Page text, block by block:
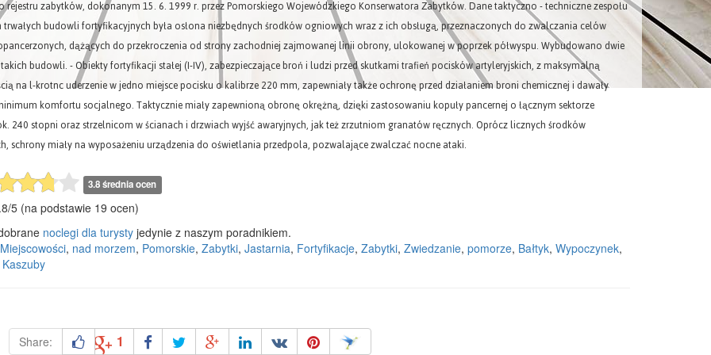
rejestru zabytków, dokonanym 15. 6. 1999 r. przez Pomorskiego Wojewódzkiego Konserwatora Zabytków. Dane taktyczno - techniczne zespołu
budowli fortyfikacyjnych była osłona niezbędnych środków ogniowych wraz z ich obsługą, przeznaczonych do zwalczania celów
dążących do przekroczenia od strony zachodniej zajmowanej linii obrony, ulokowanej w poprzek półwyspu. Wybudowano dwie
budowli. - Obiekty fortyfikacji stałej (I-IV), zabezpieczające broń i ludzi przed skutkami trafień pocisków artyleryjskich, z maksymalną
na l-krotnc uderzenie w jedno miejsce pocisku o kalibrze 220 mm, zapewniały także ochronę przed działaniem broni chemicznej i dawały
komfortu socjalnego. Taktycznie miały zapewnioną obronę okrężną, dzięki zastosowaniu kopuły pancernej o łącznym sektorze
240 stopni oraz strzelnicom w ścianach i drzwiach wyjść awaryjnych, jak też zrzutniom granatów ręcznych. Oprócz licznych środków
schrony miały na wyposażeniu urządzenia do oświetlania przedpola, pozwalające zwalczać nocne ataki.
3.8 średnia ocen
/5(na podstawie 19 ocen)
noclegi dla turystyjedynie z naszym poradnikiem.
Miejscowości, nad morzem, Pomorskie, Zabytki, Jastarnia, Fortyfikacje, Zabytki, Zwiedzanie, pomorze, Bałtyk, Wypoczynek,
Kaszuby
Share: 1